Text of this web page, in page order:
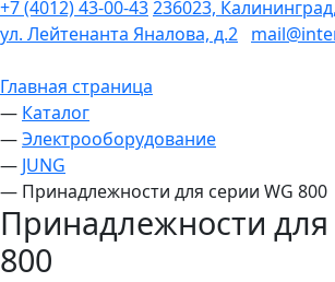
+7 (4012) 43-00-43236023, Калининград,
ул. Лейтенанта Яналова, д.2
Главная страница
— Каталог
—Электрооборудование
— JUNG
— Принадлежности для серии WG 800
Принадлежности для
800